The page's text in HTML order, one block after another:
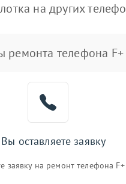
на других
ремонта телефона F+
оставляете заявку
заявку на ремонт телефона F+